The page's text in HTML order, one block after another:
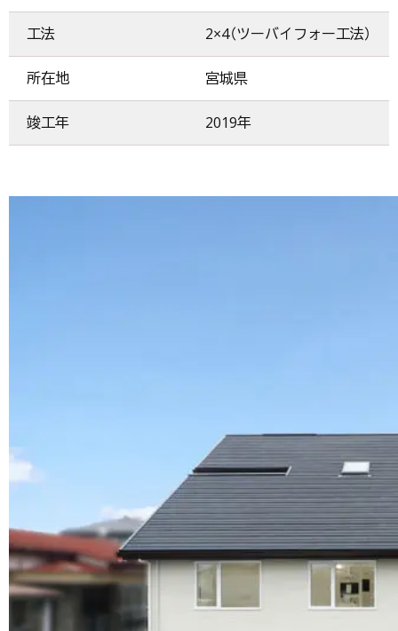
工法 2×4（ツーバイフォー工法）
所在地 宮城県
竣工年 2019年